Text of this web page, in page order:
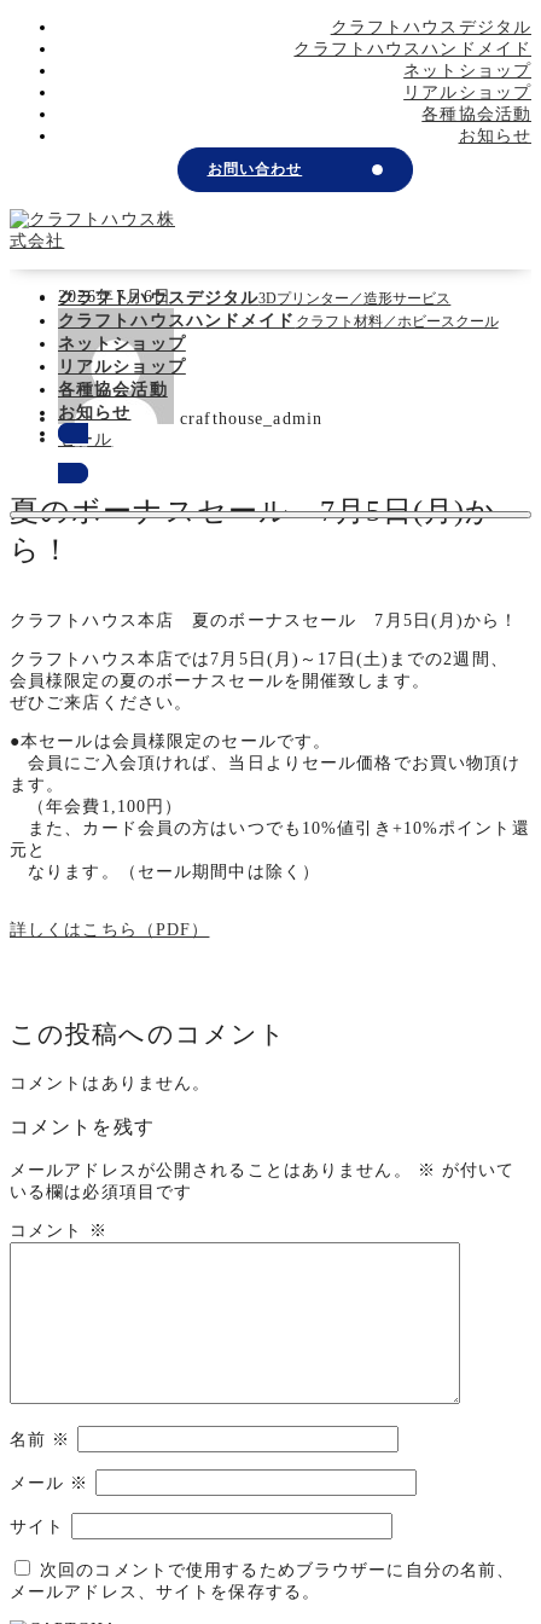
移
動
クラフトハウスデジタル
クラフトハウスハンドメイド
ネットショップ
リアルショップ
各種協会活動
お知らせ
お問い合わせ
クラフトハウスデジタル3Dプリンター／造形サービス
クラフトハウスハンドメイド クラフト材料／ホビースクール
ネットショップ
リアルショップ
各種協会活動
お知らせ
夏のボーナスセール 7月5日(月)か
ら！
更
新
日
2026年7月6日
著
者
crafthouse_admin
カ
テ
ゴ
リ
ー
セール
クラフトハウス本店 夏のボーナスセール 7月5日(月)から！
クラフトハウス本店では7月5日(月)～17日(土)までの2週間、
会員様限定の夏のボーナスセールを開催致します。
ぜひご来店ください。
●本セールは会員様限定のセールです。
会員にご入会頂ければ、当日よりセール価格でお買い物頂け
ます。
（年会費1,100円）
また、カード会員の方はいつでも10%値引き+10%ポイント還
元と
なります。（セール期間中は除く）
詳しくはこちら（PDF）
この投稿へのコメント
コメントはありません。
コメントを残す
メールアドレスが公開されることはありません。 ※ が付いて
いる欄は必須項目です
コメント ※
名前 ※
メール ※
サイト
次回のコメントで使用するためブラウザーに自分の名前、
メールアドレス、サイトを保存する。